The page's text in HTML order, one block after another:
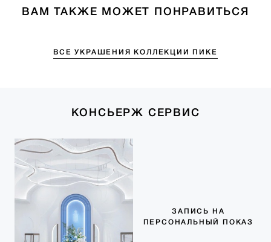
ВАМ ТАКЖЕ МОЖЕТ ПОНРАВИТЬСЯ
ВСЕ УКРАШЕНИЯ КОЛЛЕКЦИИ ПИКЕ
КОНСЬЕРЖ СЕРВИС
ЗАПИСЬ НА
ПЕРСОНАЛЬНЫЙ ПОКАЗ